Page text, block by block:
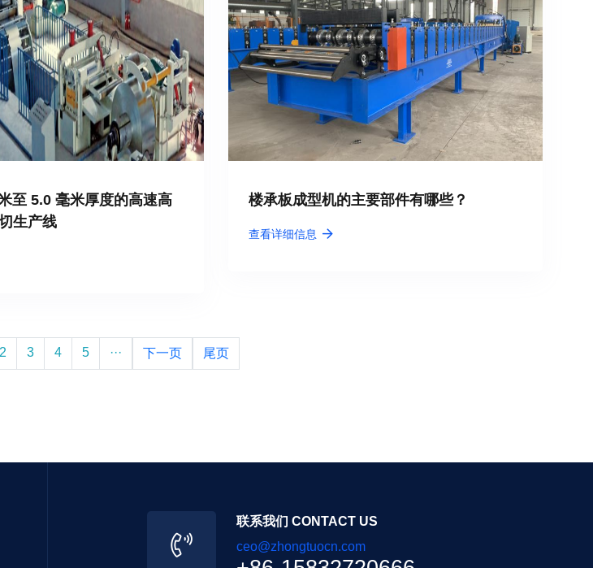
至 5.0 毫米厚度的高速高
生产线
楼承板成型机的主要部件有哪些？
查看详细信息
2 3 4 5 ··· 下一页 尾页
联系我们 CONTACT US
ceo@zhongtuocn.com